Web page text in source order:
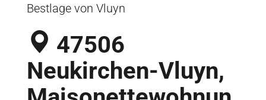
Bestlage von Vluyn
47506
Neukirchen-Vluyn,